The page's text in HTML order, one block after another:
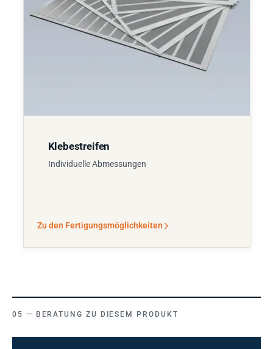
Klebestreifen
Individuelle Abmessungen
Zu den Fertigungsmöglichkeiten
BERATUNG ZU DIESEM PRODUKT